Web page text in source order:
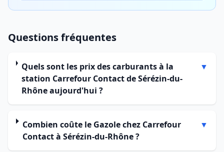
Questions fréquentes
Quels sont les prix des carburants à la
station Carrefour Contact de Sérézin-du-
Rhône aujourd'hui ?
▼
Combien coûte le Gazole chez Carrefour
Contact à Sérézin-du-Rhône ?
▼